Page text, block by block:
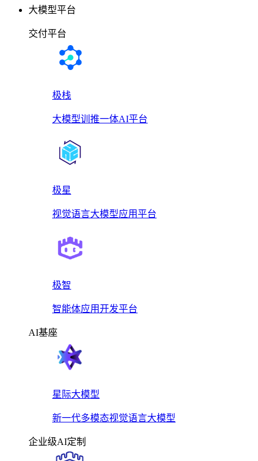
大模型平台
交付平台
极栈
大模型训推一体AI平台
极星
视觉语言大模型应用平台
极智
智能体应用开发平台
AI基座
星际大模型
新一代多模态视觉语言大模型
企业级AI定制